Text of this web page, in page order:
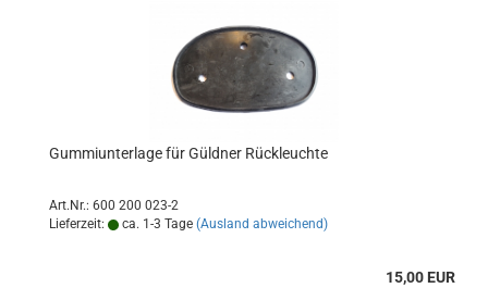
Gummiunterlage für Güldner Rückleuchte
Art.Nr.: 600 200 023-2
Lieferzeit:
ca. 1-3 Tage (Ausland abweichend)
15,00 EUR